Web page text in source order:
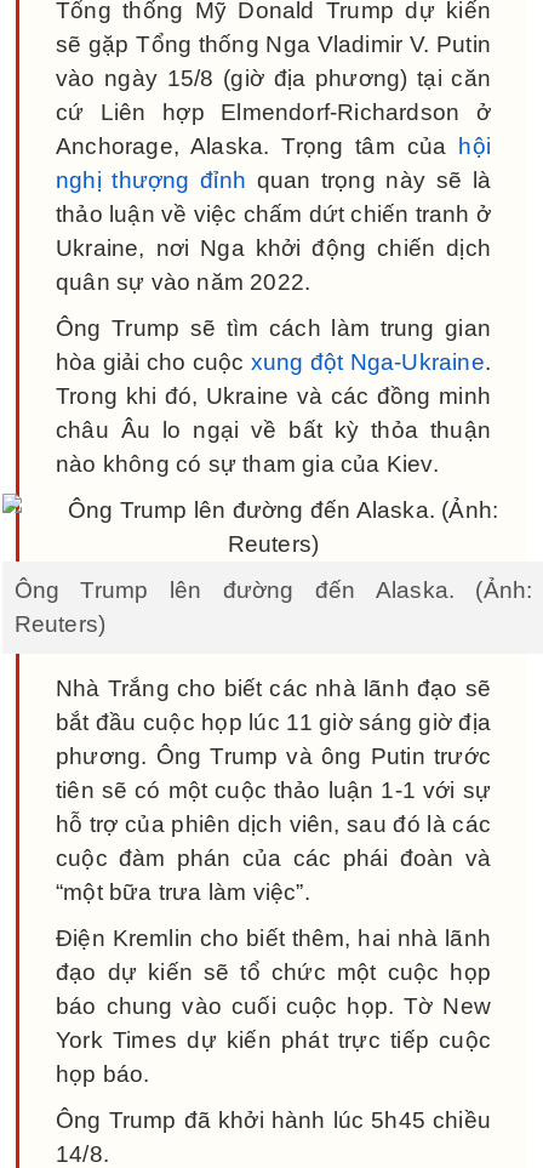
Tổng thống Mỹ Donald Trump dự kiến
sẽ gặp Tổng thống Nga Vladimir V. Putin
vào ngày 15/8 (giờ địa phương) tại căn
cứ Liên hợp Elmendorf-Richardson ở
Anchorage, Alaska. Trọng tâm của
hội
nghị thượng đỉnh quan trọng này sẽ là
thảo luận về việc chấm dứt chiến tranh ở
Ukraine, nơi Nga khởi động chiến dịch
quân sự vào năm 2022.
Ông Trump sẽ tìm cách làm trung gian
hòa giải cho cuộc xung đột Nga-Ukraine.
Trong khi đó, Ukraine và các đồng minh
châu Âu lo ngại về bất kỳ thỏa thuận
nào không có sự tham gia của Kiev.
Ông Trump lên đường đến Alaska. (Ảnh:
Reuters)
Nhà Trắng cho biết các nhà lãnh đạo sẽ
bắt đầu cuộc họp lúc 11 giờ sáng giờ địa
phương. Ông Trump và ông Putin trước
tiên sẽ có một cuộc thảo luận 1-1 với sự
hỗ trợ của phiên dịch viên, sau đó là các
cuộc đàm phán của các phái đoàn và
“một bữa trưa làm việc”.
Điện Kremlin cho biết thêm, hai nhà lãnh
đạo dự kiến sẽ tổ chức một cuộc họp
báo chung vào cuối cuộc họp. Tờ New
York Times dự kiến phát trực tiếp cuộc
họp báo.
Ông Trump đã khởi hành lúc 5h45 chiều
14/8.